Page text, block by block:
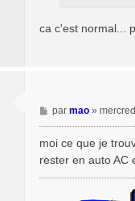
ca c'est normal...
M
e
s
par mao»
moi ce que je
rester en auto AC